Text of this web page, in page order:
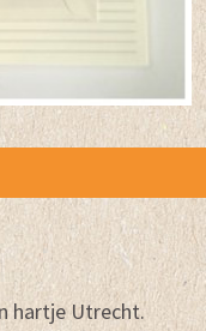
hartje Utrecht.